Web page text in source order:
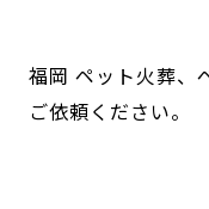
福岡 ペット火葬、
ご依頼ください。